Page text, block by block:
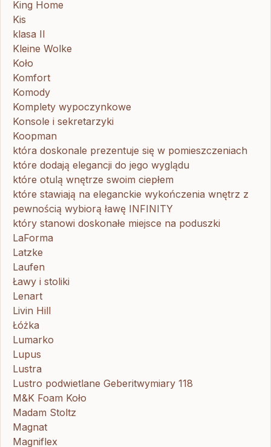
King Home
Kis
klasa II
Kleine Wolke
Koło
Komfort
Komody
Komplety wypoczynkowe
Konsole i sekretarzyki
Koopman
która doskonale prezentuje się w pomieszczeniach
które dodają elegancji do jego wyglądu
które otulą wnętrze swoim ciepłem
które stawiają na eleganckie wykończenia wnętrz z
pewnością wybiorą ławę INFINITY
który stanowi doskonałe miejsce na poduszki
LaForma
Latzke
Laufen
Ławy i stoliki
Lenart
Livin Hill
Łóżka
Lumarko
Lupus
Lustra
Lustro podwietlane Geberitwymiary 118
M&K Foam Koło
Madam Stoltz
Magnat
Magniflex